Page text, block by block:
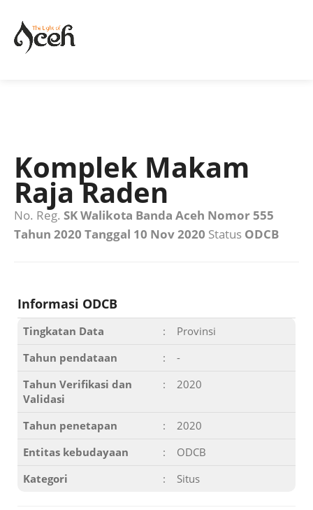
Komplek Makam
Raja Raden
No. Reg. SK Walikota Banda Aceh Nomor 555
Tahun 2020 Tanggal 10 Nov 2020 Status ODCB
Informasi ODCB
Tingkatan Data :
Provinsi
Tahun pendataan
:
-
Tahun Verifikasi dan
Validasi
: 2020
Tahun penetapan :
2020
Entitas kebudayaan
:
ODCB
Kategori
: Situs